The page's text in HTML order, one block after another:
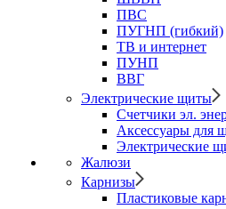
ПВС
ПУГНП (гибкий)
ТВ и интернет
ПУНП
ВВГ
Электрические щиты
Счетчики эл.
Аксессуары для
Электрические
Жалюзи
Карнизы
Пластиковые